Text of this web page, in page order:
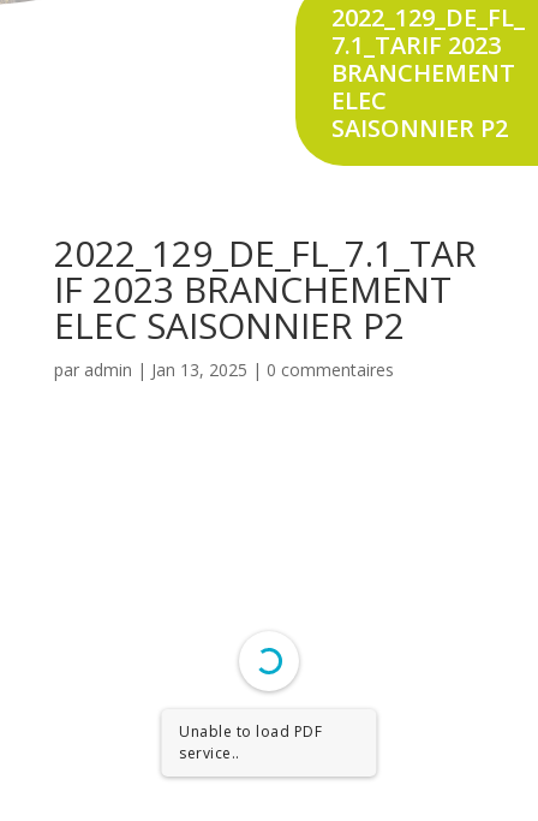
2022_129_DE_FL_
7.1_TARIF 2023
BRANCHEMENT
ELEC
SAISONNIER P2
2022_129_DE_FL_7.1_TAR
IF 2023 BRANCHEMENT
ELEC SAISONNIER P2
par admin | Jan 13, 2025 | 0 commentaires
Unable to load PDF
service..